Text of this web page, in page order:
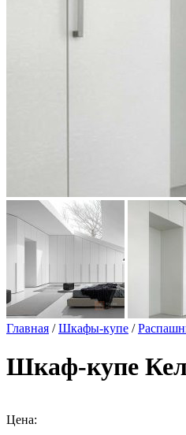
Главная /Шкафы-купе /
Шкаф-купе
Цена: